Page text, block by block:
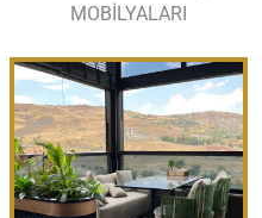
MOBİLYALARI